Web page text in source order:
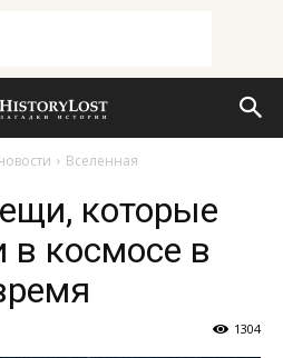
Вселенная
которые
в космосе в
1304